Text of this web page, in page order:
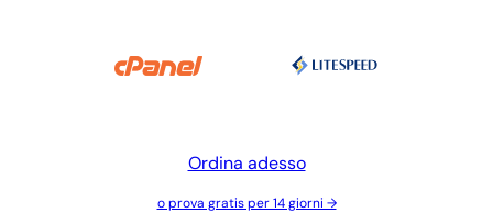
Ordina adesso
o prova gratis per 14 giorni →